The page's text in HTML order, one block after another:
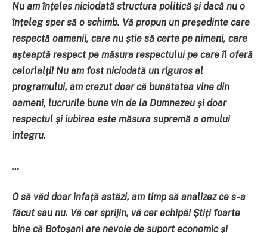
Nu am înțeles niciodată structura politică și dacă nu o
înțeleg sper să o schimb. Vă propun un președinte care
respectă oamenii, care nu știe să certe pe nimeni, care
așteaptă respect pe măsura respectului pe care îl oferă
celorlalți! Nu am fost niciodată un riguros al
programului, am crezut doar că bunătatea vine din
oameni, lucrurile bune vin de la Dumnezeu și doar
respectul și iubirea este măsura supremă a omului
integru.
…
O să văd doar înfață astăzi, am timp să analizez ce s-a
făcut sau nu. Vă cer sprijin, vă cer echipă! Știți foarte
bine că Botoșani are nevoie de suport economic și